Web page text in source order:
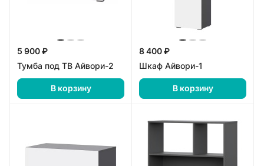
5 900 ₽
Тумба под ТВ Айвори-2
В корзину
8 400 ₽
Шкаф Айвори-1
В корзину